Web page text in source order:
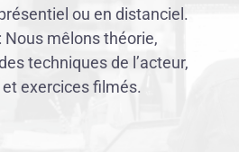
ou en distanciel.
mêlons théorie,
techniques de l’acteur,
exercices filmés.